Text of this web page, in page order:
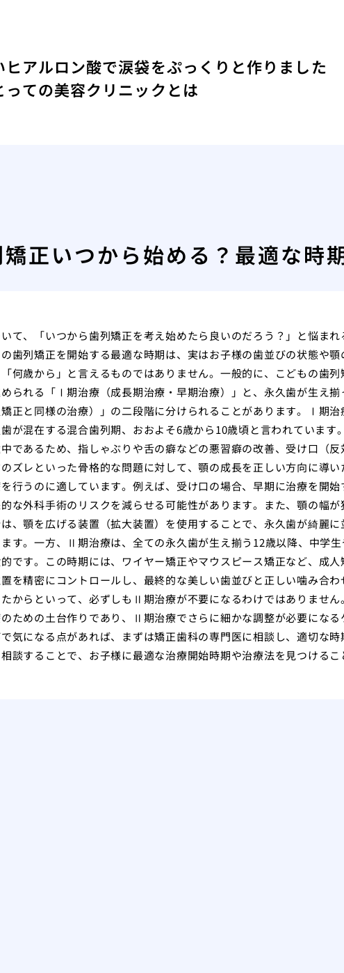
ヒアルロン酸で涙袋をぷっくりと作りました
っての美容クリニックとは
正いつから始める？最適な時
て、「いつから歯列矯正を考え始めたら良いのだろう？」と悩まれ
歯列矯正を開始する最適な時期は、実はお子様の歯並びの状態や
何歳から」と言えるものではありません。一般的に、こどもの歯
られる「Ⅰ期治療（成長期治療・早期治療）」と、永久歯が生え
正と同様の治療）」の二段階に分けられることがあります。Ⅰ期治
が混在する混合歯列期、おおよそ6歳から10歳頃と言われています
であるため、指しゃぶりや舌の癖などの悪習癖の改善、受け口（
ズレといった骨格的な問題に対して、顎の成長を正しい方向に導
行うのに適しています。例えば、受け口の場合、早期に治療を開
な外科手術のリスクを減らせる可能性があります。また、顎の幅
、顎を広げる装置（拡大装置）を使用することで、永久歯が綺麗
す。一方、Ⅱ期治療は、全ての永久歯が生え揃う12歳以降、中学
です。この時期には、ワイヤー矯正やマウスピース矯正など、成
を精密にコントロールし、最終的な美しい歯並びと正しい噛み合
からといって、必ずしもⅡ期治療が不要になるわけではありませ
ための土台作りであり、Ⅱ期治療でさらに細かな調整が必要になる
気になる点があれば、まずは矯正歯科の専門医に相談し、適切な
談することで、お子様に最適な治療開始時期や治療法を見つけるこ